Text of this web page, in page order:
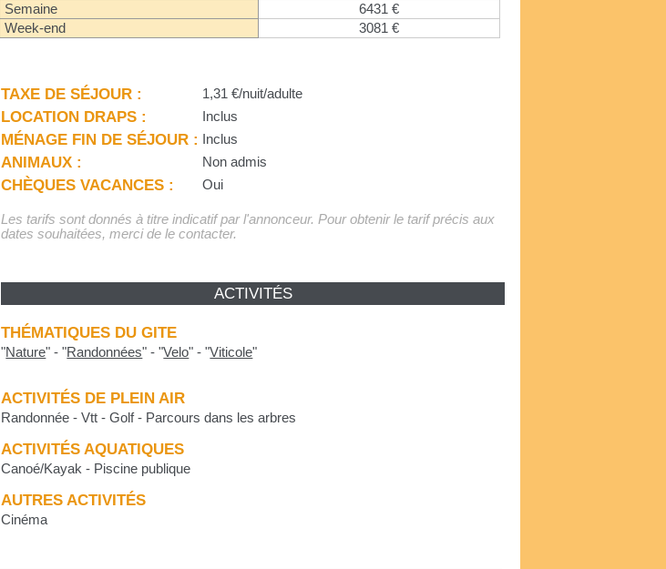
Semaine
6431 €
Week-end
3081 €
TAXE DE SÉJOUR : 1,31 €/nuit/adulte
LOCATION DRAPS : Inclus
MÉNAGE FIN DE SÉJOUR : Inclus
ANIMAUX : Non admis
CHÈQUES VACANCES : Oui
Les tarifs sont donnés à titre indicatif par l'annonceur. Pour obtenir le tarif précis aux
dates souhaitées, merci de le contacter.
ACTIVITÉS
THÉMATIQUES DU GITE
"Nature" -"Randonnées" -"Velo" -"Viticole"
ACTIVITÉS DE PLEIN AIR
Randonnée - Vtt - Golf - Parcours dans les arbres
ACTIVITÉS AQUATIQUES
Canoé/Kayak - Piscine publique
AUTRES ACTIVITÉS
Cinéma